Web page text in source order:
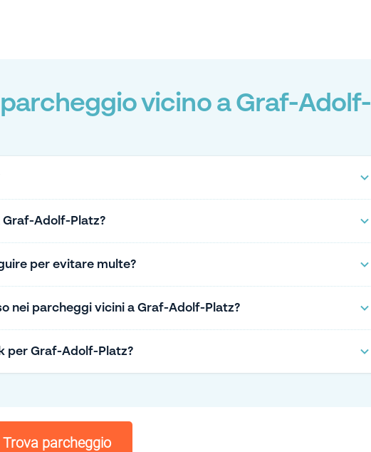
vicino a Graf-Adolf-
Graf-Adolf-Platz?
per evitare multe?
nei parcheggi vicini a Graf-Adolf-Platz?
per Graf-Adolf-Platz?
Trova parcheggio